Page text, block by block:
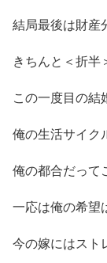
結局最後は財産
きちんと＜折半
この一度目の結
俺の生活サイク
俺の都合だって
一応は俺の希望
今の嫁にはスト